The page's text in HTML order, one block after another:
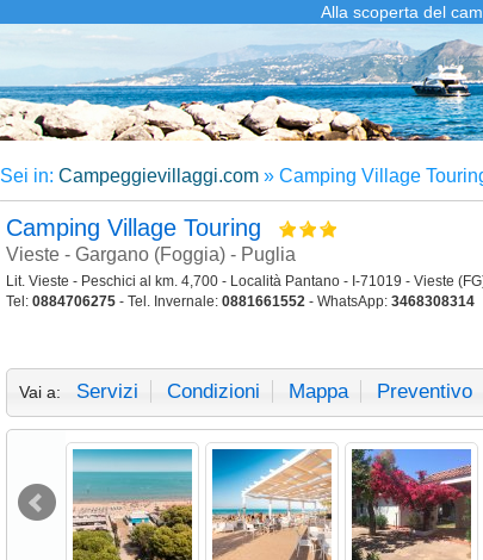
Alla scoperta del
Sei in: Campeggievillaggi.com» Camping Village
Camping Village Touring
Vieste - Gargano (Foggia) - Puglia
Lit. Vieste - Peschici al km. 4,700 - Località Pantano - I-71019 - Vieste
Tel: 0884706275- Tel. Invernale: 0881661552- WhatsApp: 3468308314
Vai a: Servizi Condizioni Mappa Preventivo